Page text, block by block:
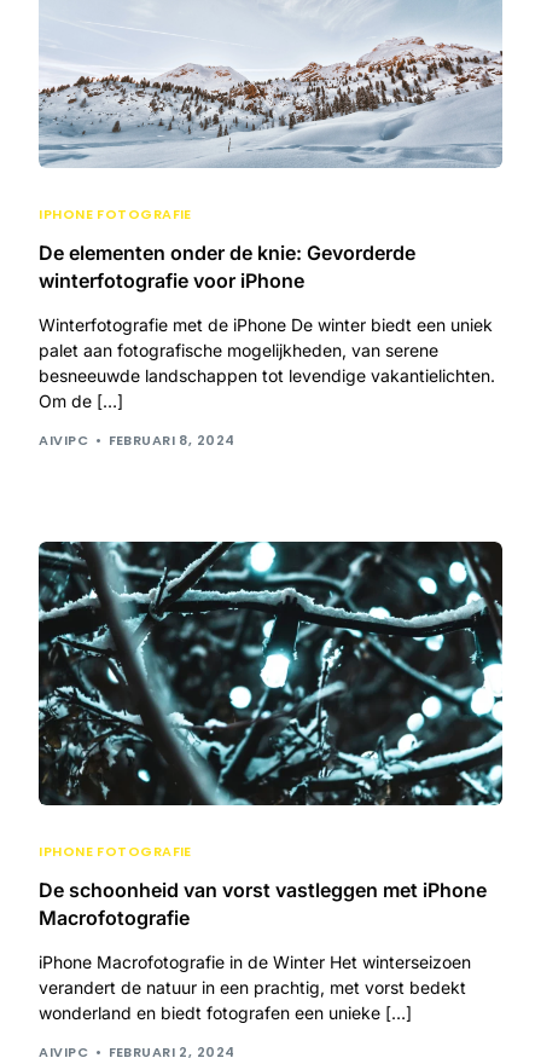
IPHONE FOTOGRAFIE
De elementen onder de knie: Gevorderde
winterfotografie voor iPhone
Winterfotografie met de iPhone De winter biedt een uniek
palet aan fotografische mogelijkheden, van serene
besneeuwde landschappen tot levendige vakantielichten.
Om de […]
AIVIPC FEBRUARI 8, 2024
IPHONE FOTOGRAFIE
De schoonheid van vorst vastleggen met iPhone
Macrofotografie
iPhone Macrofotografie in de Winter Het winterseizoen
verandert de natuur in een prachtig, met vorst bedekt
wonderland en biedt fotografen een unieke […]
AIVIPC FEBRUARI 2, 2024